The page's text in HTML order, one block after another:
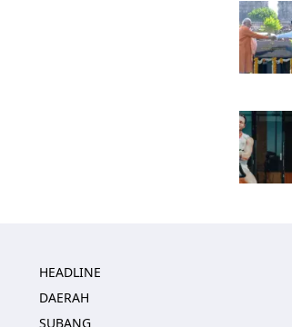
HEADLINE
DAERAH
SUBANG